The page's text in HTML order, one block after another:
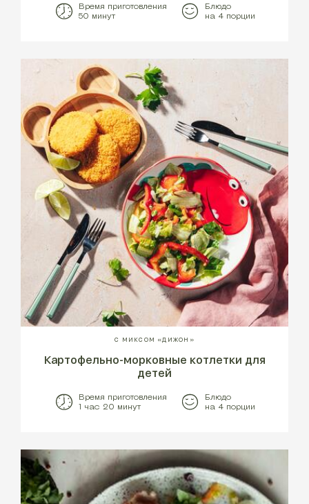
Время приготовления
50 минут
Блюдо
на 4 порции
С МИКСОМ «ДИЖОН»
Картофельно-морковные котлетки для
детей
Время приготовления
1 час 20 минут
Блюдо
на 4 порции